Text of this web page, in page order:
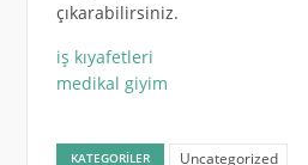
çıkarabilirsiniz.
iş kıyafetleri
medikal giyim
KATEGORILER Uncategorized